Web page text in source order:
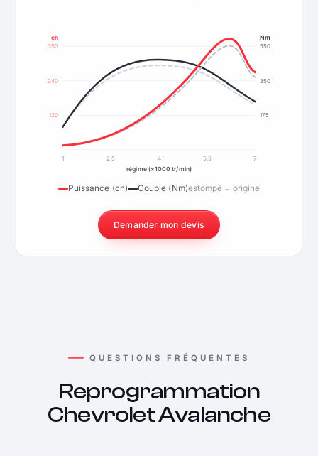
120
240
350
175
350
550
ch Nm
1 2,5 4 5,5
7
régime (×1000 tr/min)
Puissance (ch) Couple (Nm)estompé = origine
Demander mon devis
QUESTIONS FRÉQUENTES
Reprogrammation
Chevrolet Avalanche